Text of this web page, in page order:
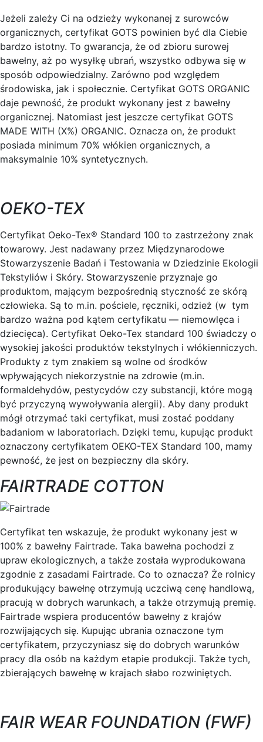
Jeżeli zależy Ci na odzieży wykonanej z surowców
organicznych, certyfikat GOTS powinien być dla Ciebie
bardzo istotny. To gwarancja, że od zbioru surowej
bawełny, aż po wysyłkę ubrań, wszystko odbywa się w
sposób odpowiedzialny. Zarówno pod względem
środowiska, jak i społecznie. Certyfikat GOTS ORGANIC
daje pewność, że produkt wykonany jest z bawełny
organicznej. Natomiast jest jeszcze certyfikat GOTS
MADE WITH (X%) ORGANIC. Oznacza on, że produkt
posiada minimum 70% włókien organicznych, a
maksymalnie 10% syntetycznych.
OEKO-TEX
Certyfikat Oeko-Tex® Standard 100 to zastrzeżony znak
towarowy. Jest nadawany przez Międzynarodowe
Stowarzyszenie Badań i Testowania w Dziedzinie Ekologii
Tekstyliów i Skóry. Stowarzyszenie przyznaje go
produktom, mającym bezpośrednią styczność ze skórą
człowieka. Są to m.in. pościele, ręczniki, odzież (w tym
bardzo ważna pod kątem certyfikatu — niemowlęca i
dziecięca). Certyfikat Oeko-Tex standard 100 świadczy o
wysokiej jakości produktów tekstylnych i włókienniczych.
Produkty z tym znakiem są wolne od środków
wpływających niekorzystnie na zdrowie (m.in.
formaldehydów, pestycydów czy substancji, które mogą
być przyczyną wywoływania alergii). Aby dany produkt
mógł otrzymać taki certyfikat, musi zostać poddany
badaniom w laboratoriach. Dzięki temu, kupując produkt
oznaczony certyfikatem OEKO-TEX Standard 100, mamy
pewność, że jest on bezpieczny dla skóry.
FAIRTRADE COTTON
Certyfikat ten wskazuje, że produkt wykonany jest w
100% z bawełny Fairtrade. Taka bawełna pochodzi z
upraw ekologicznych, a także została wyprodukowana
zgodnie z zasadami Fairtrade. Co to oznacza? Że rolnicy
produkujący bawełnę otrzymują uczciwą cenę handlową,
pracują w dobrych warunkach, a także otrzymują premię.
Fairtrade wspiera producentów bawełny z krajów
rozwijających się. Kupując ubrania oznaczone tym
certyfikatem, przyczyniasz się do dobrych warunków
pracy dla osób na każdym etapie produkcji. Także tych,
zbierających bawełnę w krajach słabo rozwiniętych.
FAIR WEAR FOUNDATION (FWF)